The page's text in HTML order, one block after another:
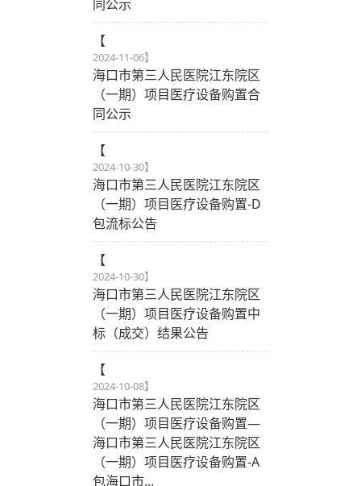
同公示
【
2024-11-06】
海口市第三人民医院江东院区
（一期）项目医疗设备购置合
同公示
【
2024-10-30】
海口市第三人民医院江东院区
（一期）项目医疗设备购置-D
包流标公告
【
2024-10-30】
海口市第三人民医院江东院区
（一期）项目医疗设备购置中
标（成交）结果公告
【
2024-10-08】
海口市第三人民医院江东院区
（一期）项目医疗设备购置—
海口市第三人民医院江东院区
（一期）项目医疗设备购置-A
包海口市...